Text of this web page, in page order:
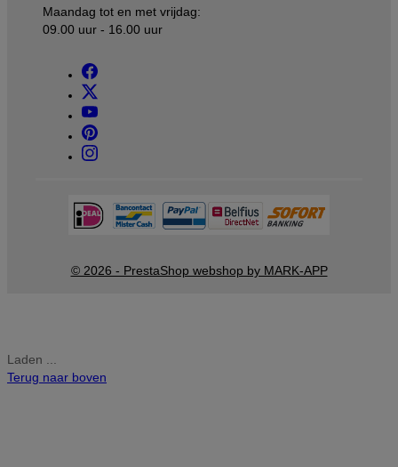
Maandag tot en met vrijdag:
09.00 uur - 16.00 uur
© 2026 - PrestaShop webshop by MARK-APP
Laden ...
Terug naar boven